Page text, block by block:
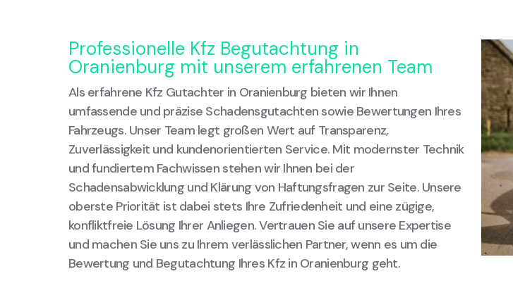
Professionelle Kfz Begutachtung in
Oranienburg mit unserem erfahrenen Team
Als erfahrene Kfz Gutachter in Oranienburg bieten wir Ihnen
umfassende und präzise Schadensgutachten sowie Bewertungen Ihres
Fahrzeugs. Unser Team legt großen Wert auf Transparenz,
Zuverlässigkeit und kundenorientierten Service. Mit modernster Technik
und fundiertem Fachwissen stehen wir Ihnen bei der
Schadensabwicklung und Klärung von Haftungsfragen zur Seite. Unsere
oberste Priorität ist dabei stets Ihre Zufriedenheit und eine zügige,
konfliktfreie Lösung Ihrer Anliegen. Vertrauen Sie auf unsere Expertise
und machen Sie uns zu Ihrem verlässlichen Partner, wenn es um die
Bewertung und Begutachtung Ihres Kfz in Oranienburg geht.